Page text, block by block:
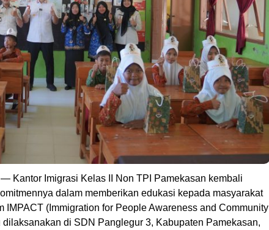
— Kantor Imigrasi Kelas II Non TPI Pamekasan kembali
dalam memberikan edukasi kepada masyarakat
IMPACT (Immigration for People Awareness and Community
dilaksanakan di SDN Panglegur 3, Kabupaten Pamekasan,